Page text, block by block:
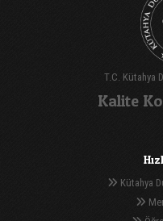
T.C. Kütahya
Kalite
Kütahya